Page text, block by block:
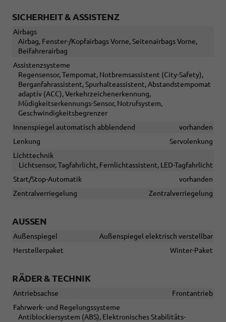
SICHERHEIT & ASSISTENZ
Airbags
Airbag, Fenster-/Kopfairbags Vorne, Seitenairbags Vorne,
Beifahrerairbag
Assistenzsysteme
Regensensor, Tempomat, Notbremsassistent (City-Safety),
Berganfahrassistent, Spurhalteassistent, Abstandstempomat
adaptiv (ACC), Verkehrzeichenerkennung,
Müdigkeitserkennungs-Sensor, Notrufsystem,
Geschwindigkeitsbegrenzer
Innenspiegel automatisch abblendend
vorhanden
Lenkung
Servolenkung
Lichttechnik
Lichtsensor, Tagfahrlicht, Fernlichtassistent, LED-Tagfahrlicht
Start/Stop-Automatik
vorhanden
Zentralverriegelung
Zentralverriegelung
AUSSEN
Außenspiegel
Außenspiegel elektrisch verstellbar
Herstellerpaket
Winter-Paket
RÄDER & TECHNIK
Antriebsachse
Frontantrieb
Fahrwerk- und Regelungssysteme
Antiblockiersystem (ABS), Elektronisches Stabilitäts-